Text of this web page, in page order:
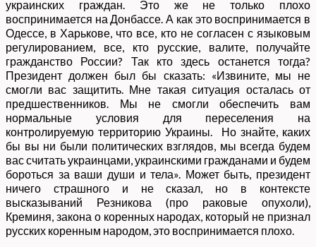
украинских граждан. Это же не только плохо
воспринимается на Донбассе. А как это воспринимается в
Одессе, в Харькове, что все, кто не согласен с языковым
регулированием, все, кто русские, валите, получайте
гражданство России? Так кто здесь останется тогда?
Президент должен был бы сказать: «Извините, мы не
смогли вас защитить. Мне такая ситуация осталась от
предшественников. Мы не смогли обеспечить вам
нормальные условия для переселения на
контролируемую территорию Украины. Но знайте, каких
бы вы ни были политических взглядов, мы всегда будем
вас считать украинцами, украинскими гражданами и будем
бороться за ваши души и тела». Может быть, президент
ничего страшного и не сказал, но в контексте
высказываний Резникова (про раковые опухоли),
Креминя, закона о коренных народах, который не признал
русских коренным народом, это воспринимается плохо.